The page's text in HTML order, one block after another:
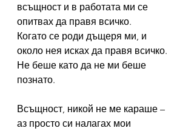
всъщност и в работата ми се
опитвах да правя всичко.
Когато се роди дъщеря ми, и
около нея исках да правя всичко.
Не беше като да не ми беше
познато.
Всъщност, никой не ме караше –
аз просто си налагах мои